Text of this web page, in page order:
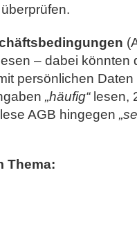
– dabei könnten
persönlichen
„häufig“lesen,
AGB hingegen
Thema: